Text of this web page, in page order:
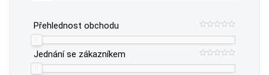
Přehlednost obchodu
Jednání se zákazníkem